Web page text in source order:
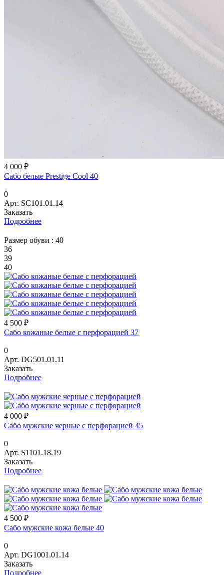
4 000 ₽
Сабо белые Prestige Cool 40
0
Арт. SC101.01.14
Заказать
Подробнее
Размер обуви : 40
36
39
40
4 500 ₽
Сабо кожаные белые с перфорацией 37
0
Арт. DG501.01.11
Заказать
Подробнее
4 000 ₽
Сабо мужские черные с перфорацией 45
0
Арт. S1101.18.19
Заказать
Подробнее
4 500 ₽
Сабо мужские кожа белые 40
0
Арт. DG1001.01.14
Заказать
Подробнее